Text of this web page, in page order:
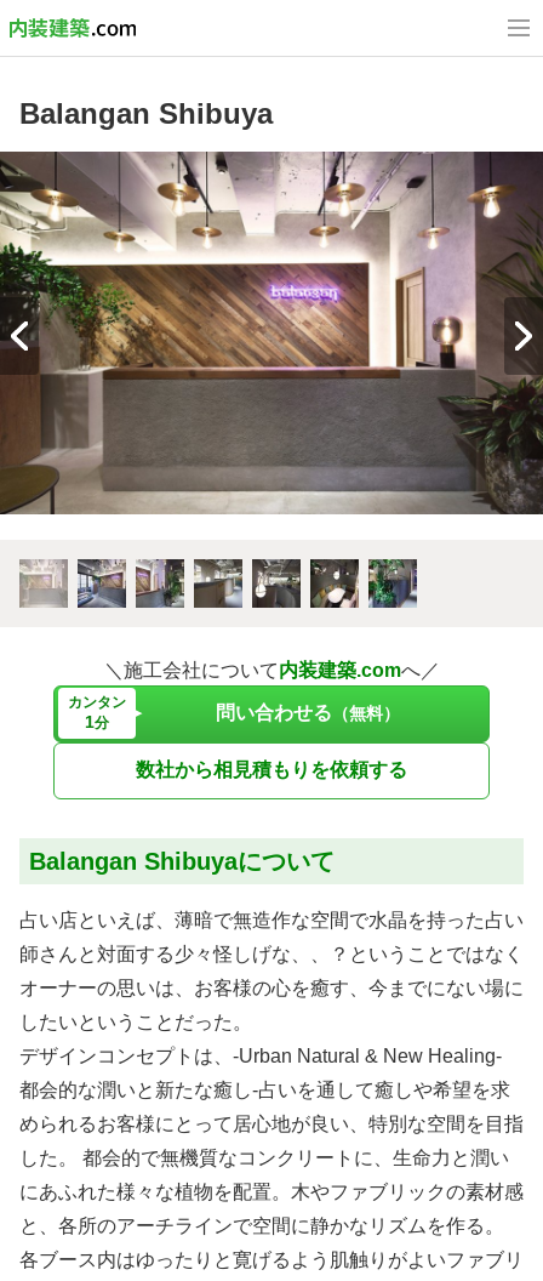
Balangan Shibuya
＼施工会社について内装建築.comへ／
カンタン
1分 問い合わせる （無料）
数社から相見積もりを依頼する
Balangan Shibuyaについて
占い店といえば、薄暗で無造作な空間で水晶を持った占い
師さんと対面する少々怪しげな、、？ということではなく
オーナーの思いは、お客様の心を癒す、今までにない場に
したいということだった。
デザインコンセプトは、-Urban Natural & New Healing-
都会的な潤いと新たな癒し-占いを通して癒しや希望を求
められるお客様にとって居心地が良い、特別な空間を目指
した。 都会的で無機質なコンクリートに、生命力と潤い
にあふれた様々な植物を配置。木やファブリックの素材感
と、各所のアーチラインで空間に静かなリズムを作る。
各ブース内はゆったりと寛げるよう肌触りがよいファブリ